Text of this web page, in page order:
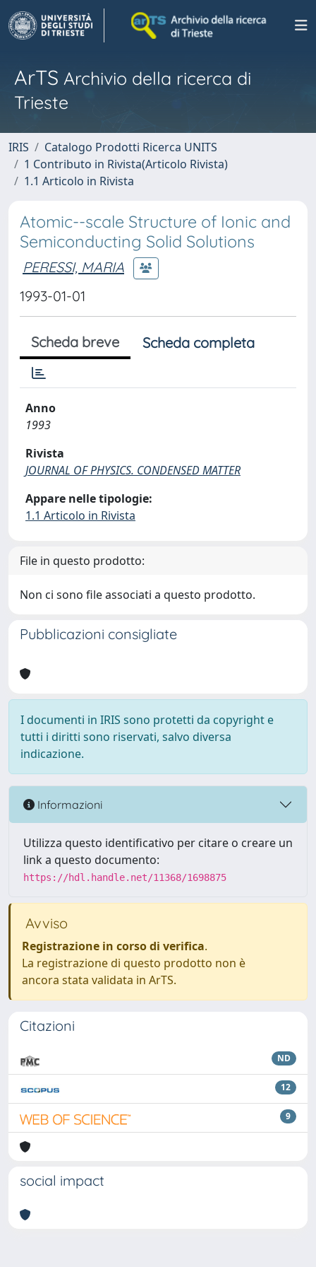
ArTS Archivio della ricerca di
Trieste
IRIS
Catalogo Prodotti Ricerca UNITS
1 Contributo in Rivista(Articolo Rivista)
1.1 Articolo in Rivista
Atomic--scale Structure of Ionic and
Semiconducting Solid Solutions
PERESSI, MARIA
1993-01-01
Scheda breve Scheda completa
Anno
1993
Rivista
JOURNAL OF PHYSICS. CONDENSED MATTER
Appare nelle tipologie:
1.1 Articolo in Rivista
File in questo prodotto:
Non ci sono file associati a questo prodotto.
Pubblicazioni consigliate
I documenti in IRIS sono protetti da copyright e
tutti i diritti sono riservati, salvo diversa
indicazione.
Informazioni
Utilizza questo identificativo per citare o creare un
link a questo documento:
https://hdl.handle.net/11368/1698875
Avviso
Registrazione in corso di verifica.
La registrazione di questo prodotto non è
ancora stata validata in ArTS.
Citazioni
ND
12
9
social impact